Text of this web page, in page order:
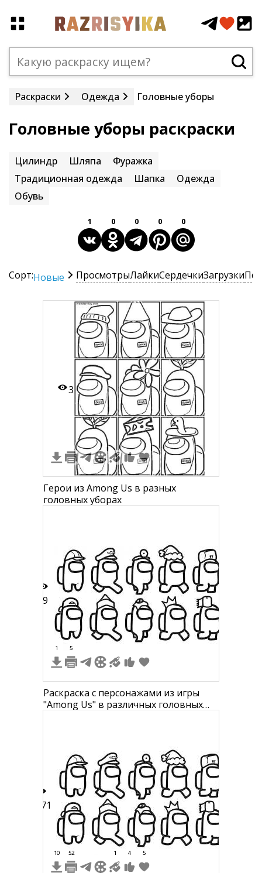
Раскраски Одежда Головные уборы
Головные уборы раскраски
Цилиндр Шляпа
Фуражка
Традиционная одежда
Шапка
Одежда
Обувь
1 0 0 0 0
Сорт:Новые ПросмотрыЛайкиСердечкиЗагрузки
3
Герои из Among Us в разных
головных уборах
19
1 5
Раскраска с персонажами из игры
"Among Us" в различных головных
зимняя шапка, праздничная шапка,
корона, меховая шапка.
171
10 52 1 4 5